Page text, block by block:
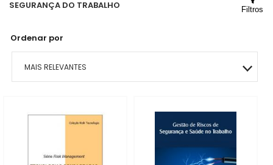
SEGURANÇA DO TRABALHO
Ordenar por
MAIS RELEVANTES
MAIOR PREÇO
Filtros